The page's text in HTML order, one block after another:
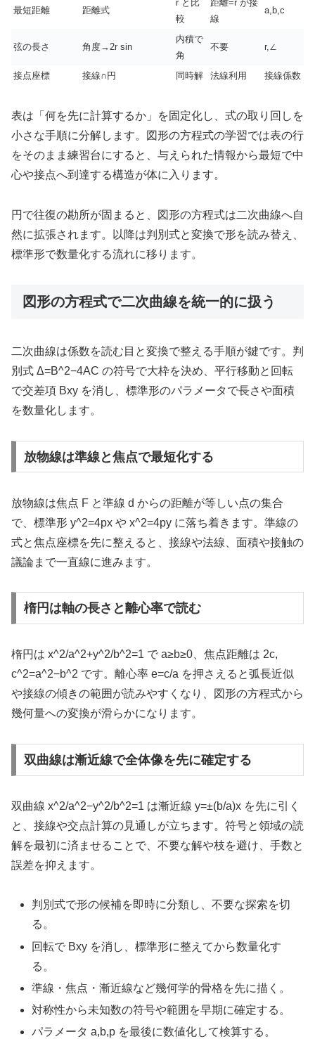
最短距離 距離式
r と比
較
距離=r が接
線
a,b,c
弦の長さ 角度→2r sin
内積で
角
不要 r,∠
接点座標 接線∩円 同時解 法線利用 接線係数
表は「何を先に計算するか」を固定化し、式の取り回しを
小さな手順に分解します。図形の方程式の学習では表の行
をそのまま練習台にすると、与えられた情報から最短で中
心や接点へ到達する構造が体に入ります。
円で往復の勘所が固まると、図形の方程式は二次曲線へ自
然に拡張されます。以降は判別式と変換で形を読み替え、
標準形で数量化する流れに移ります。
図形の方程式で二次曲線を統一的に扱う
二次曲線は係数を読む目と変換で整える手順が鍵です。判
別式 Δ=B^2−4AC の符号で大枠を決め、平行移動と回転
で交差項 Bxy を消し、標準形のパラメータで長さや面積
を数量化します。
放物線は準線と焦点で最短化する
放物線は焦点 F と準線 d からの距離が等しい点の集合
で、標準形 y^2=4px や x^2=4py に落ち着きます。準線の
式と焦点座標を先に整えると、接線や法線、面積や接触の
議論まで一直線に進みます。
楕円は軸の長さと離心率で読む
楕円は x^2/a^2+y^2/b^2=1 で a≥b≥0、焦点距離は 2c,
c^2=a^2−b^2 です。離心率 e=c/a を押さえると弧長近似
や接線の傾きの範囲が読みやすくなり、図形の方程式から
幾何量への変換が滑らかになります。
双曲線は漸近線で全体像を先に確定する
双曲線 x^2/a^2−y^2/b^2=1 は漸近線 y=±(b/a)x を先に引く
と、接線や交点計算の見通しが立ちます。符号と領域の読
解を最初に済ませることで、不要な解や枝を避け、手数と
誤差を抑えます。
判別式で形の候補を即時に分類し、不要な探索を切
る。
回転で Bxy を消し、標準形に整えてから数量化す
る。
準線・焦点・漸近線など幾何学的骨格を先に描く。
対称性から未知数の符号や範囲を早期に確定する。
パラメータ a,b,p を最後に数値化して検算する。